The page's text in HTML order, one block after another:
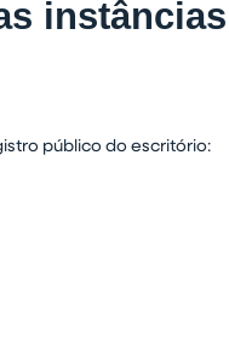
instâncias
público do escritório: